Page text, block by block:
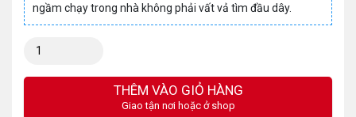
ngầm chạy trong nhà không phải vất vả tìm đầu dây.
Số
THÊM VÀO GIỎ HÀNG
Giao tận nơi hoặc ở shop